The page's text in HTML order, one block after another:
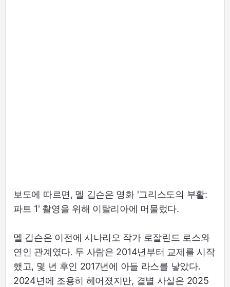
보도에 따르면, 멜 깁슨은 영화 '그리스도의 부활:
파트 1' 촬영을 위해 이탈리아에 머물렀다.
멜 깁슨은 이전에 시나리오 작가 로잘린드 로스와
연인 관계였다. 두 사람은 2014년부터 교제를 시작
했고, 몇 년 후인 2017년에 아들 라스를 낳았다.
2024년에 조용히 헤어졌지만, 결별 사실은 2025